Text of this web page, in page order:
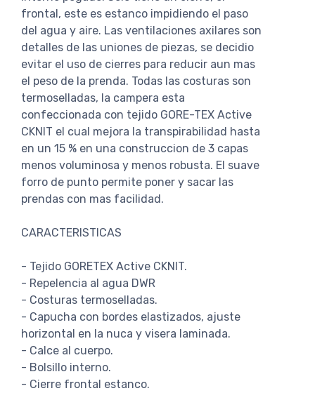
frontal, este es estanco impidiendo el paso
del agua y aire. Las ventilaciones axilares son
detalles de las uniones de piezas, se decidio
evitar el uso de cierres para reducir aun mas
el peso de la prenda. Todas las costuras son
termoselladas, la campera esta
confeccionada con tejido GORE-TEX Active
CKNIT el cual mejora la transpirabilidad hasta
en un 15 % en una construccion de 3 capas
menos voluminosa y menos robusta. El suave
forro de punto permite poner y sacar las
prendas con mas facilidad.
CARACTERISTICAS
- Tejido GORETEX Active CKNIT.
- Repelencia al agua DWR
- Costuras termoselladas.
- Capucha con bordes elastizados, ajuste
horizontal en la nuca y visera laminada.
- Calce al cuerpo.
- Bolsillo interno.
- Cierre frontal estanco.